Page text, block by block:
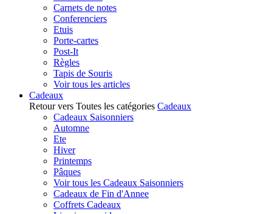
Carnets de notes
Conferenciers
Etuis
Porte-cartes
Post-It
Règles
Tapis de Souris
Voir tous les articles
Cadeaux
Retour vers Toutes les catégories Cadeaux
Cadeaux Saisonniers
Automne
Ete
Hiver
Printemps
Pâques
Voir tous les Cadeaux Saisonniers
Cadeaux de Fin d'Annee
Coffrets Cadeaux